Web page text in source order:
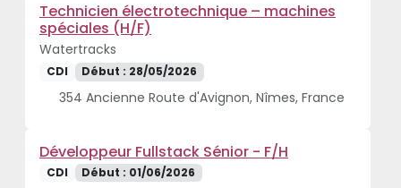
Technicien électrotechnique – machines
spéciales (H/F)
Watertracks
CDI Début : 28/05/2026
354 Ancienne Route d'Avignon, Nîmes, France
Développeur Fullstack Sénior - F/H
CDI Début : 01/06/2026